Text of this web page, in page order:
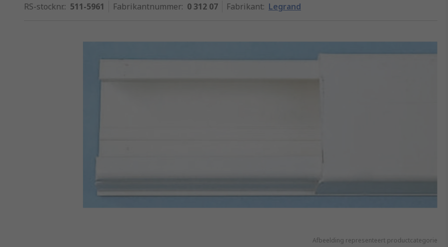
RS-stocknr.: 511-5961 Fabrikantnummer: 0 312 07 Fabrikant: Legrand
Afbeelding representeert productcategorie